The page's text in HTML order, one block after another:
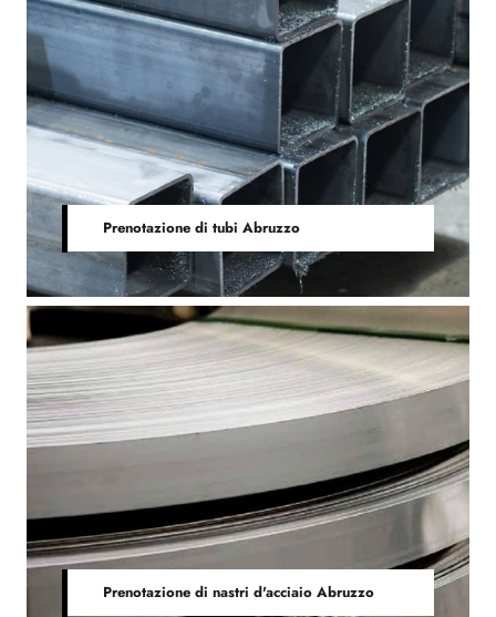
Prenotazione di tubi Abruzzo
Prenotazione di nastri d'acciaio Abruzzo